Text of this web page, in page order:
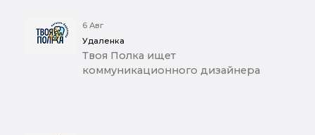
6 Авг
Удаленка
Твоя Полка ищет
коммуникационного дизайнера